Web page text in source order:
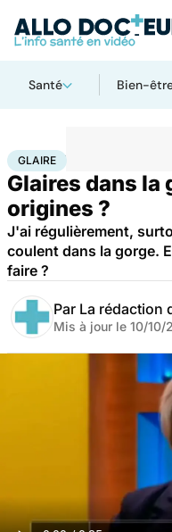
Santé Bien-
AccueilSanté
GLAIRE
Glaires dans la
origines ?
J'ai régulièrement,
coulent dans la gorge.
faire ?
Par La rédaction
Mis à jour le 10/10/